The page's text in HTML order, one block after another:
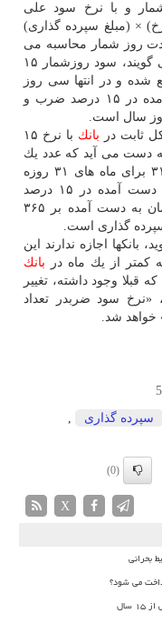
و با نرخ سود علی
× (مبلغ سپرده گذاری)
مدت روز شمار محاسبه می
گردد. آنگونه كه كارمندان شعب بانكی می گویند، سود روزشمار ۱۵
شده و در انتها سی روز
محاسبه می گردد. سپس عدد به دست آمده در ۱۵ درصد ضرب و
ثابت در بانك
با نرخ ۱۵
دست می آید كه عدد یك
میلیون در ۳۰ برای ماه های ۳۰ روزه و ۳۱ برای ماه های ۳۱ روزه
ضرب شده و عدد ۳۰۰ میلیون تومان به دست آمده در ۱۵ درصد
ضرب می گردد. حال عدد ۴۵ میلیون تومان به دست آمده بر ۳۶۵
گذاری است.
بانكها اجازه ندارند این
كمتر از یك ماه در بانك
قبلا وجود داشته، تغییر
«نرخ سود ضربدر تعداد
خواهد شد.
سپرده گذاری
(0)
X
بحرانی
می شود؟